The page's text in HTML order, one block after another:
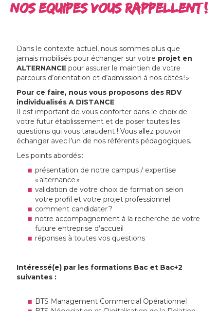
NOS EQUIPES VOUS RAPPELLENT !
Dans le contexte actuel, nous sommes plus que
jamais mobilisés pour échanger sur votre projet en
ALTERNANCE pour assurer le maintien de votre
parcours d’orientation et d’admission à nos côtés ! »
Pour ce faire, nous vous proposons des RDV
individualisés A DISTANCE
Il est important de vous conforter dans le choix de
votre futur établissement et de poser toutes les
questions qui vous taraudent ! Vous allez pouvoir
échanger avec l’un de nos référents pédagogiques.
Les points abordés :
présentation de notre campus / expertise
« alternance »
validation de votre choix de formation selon
votre profil et votre projet professionnel
comment candidater ?
notre accompagnement à la recherche de votre
future entreprise d’accueil
réponses à toutes vos questions
Intéressé(e) par les formations Bac et Bac+2
suivantes :
BTS Management Commercial Opérationnel